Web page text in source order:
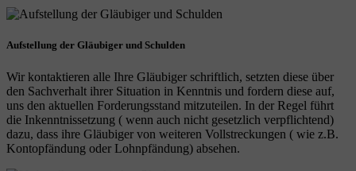
Aufstellung der Gläubiger und Schulden
Wir kontaktieren alle Ihre Gläubiger schriftlich, setzten diese über
den Sachverhalt ihrer Situation in Kenntnis und fordern diese auf,
uns den aktuellen Forderungsstand mitzuteilen. In der Regel führt
die Inkenntnissetzung ( wenn auch nicht gesetzlich verpflichtend)
dazu, dass ihre Gläubiger von weiteren Vollstreckungen ( wie z.B.
Kontopfändung oder Lohnpfändung) absehen.